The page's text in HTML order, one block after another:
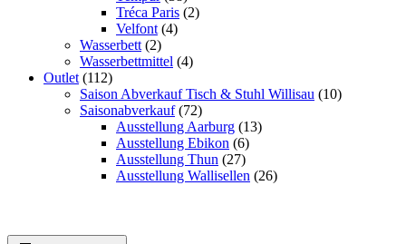
Tréca Paris (2)
Velfont (4)
Wasserbett (2)
Wasserbettmittel (4)
Outlet (112)
Saison Abverkauf Tisch & Stuhl Willisau (10)
Saisonabverkauf (72)
Ausstellung Aarburg (13)
Ausstellung Ebikon (6)
Ausstellung Thun (27)
Ausstellung Wallisellen (26)